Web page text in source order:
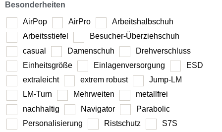
Besonderheiten
AirPop
AirPro
Arbeitshalbschuh
Arbeitsstiefel
Besucher-Überziehschuh
casual
Damenschuh
Drehverschluss
Einheitsgröße
Einlagenversorgung
ESD
extraleicht
extrem robust
Jump-LM
LM-Turn
Mehrweiten
metallfrei
nachhaltig
Navigator
Parabolic
Personalisierung
Ristschutz S7S